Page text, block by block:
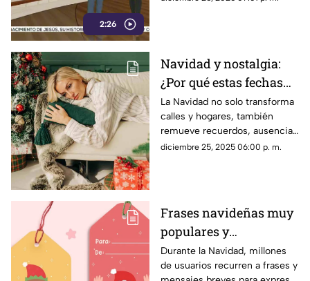
2:26
Navidad y nostalgia:
¿Por qué estas fechas
despiertan emociones
tan intensas?
La Navidad no solo transforma
calles y hogares, también
remueve recuerdos, ausencias
y emociones profundas.
diciembre 25, 2025 06:00 p. m.
Frases navideñas muy
populares y
compartidas en redes
sociales
Durante la Navidad, millones
de usuarios recurren a frases y